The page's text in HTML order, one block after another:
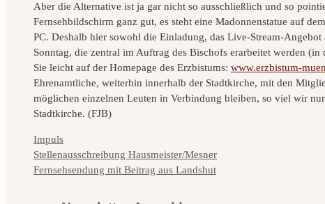
Aber die Alternative ist ja gar nicht so ausschließlich und so
Fernsehbildschirm ganz gut, es steht eine Madonnenstatue auf
PC. Deshalb hier sowohl die Einladung, das Live-Stream-
Sonntag, die zentral im Auftrag des Bischofs erarbeitet werden
Sie leicht auf der Homepage des Erzbistums: www.erzbistum-
Ehrenamtliche, weiterhin innerhalb der Stadtkirche, mit den
möglichen einzelnen Leuten in Verbindung bleiben, so viel wir
Stadtkirche. (FJB)
Kategorien
Impuls
Stellenausschreibung Hausmeister/Mesner
Fernsehsendung mit Beitrag aus Landshut